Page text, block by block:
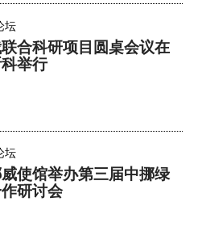
坛
合科研项目圆桌会议在
举行
坛
使馆举办第三届中挪绿
研讨会